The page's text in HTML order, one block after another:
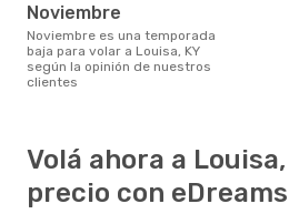
noviembre
noviembre es una temporada
baja para volar a Louisa, KY
según la opinión de nuestros
clientes
Volá ahora a
precio con eDreams